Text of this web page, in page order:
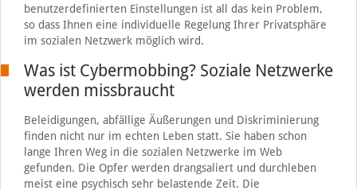
benutzerdefinierten Einstellungen ist all das kein Problem,
so dass Ihnen eine individuelle Regelung Ihrer Privatsphäre
im sozialen Netzwerk möglich wird.
Was ist Cybermobbing? Soziale Netzwerke
werden missbraucht
Beleidigungen, abfällige Äußerungen und Diskriminierung
finden nicht nur im echten Leben statt. Sie haben schon
lange Ihren Weg in die sozialen Netzwerke im Web
gefunden. Die Opfer werden drangsaliert und durchleben
meist eine psychisch sehr belastende Zeit. Die